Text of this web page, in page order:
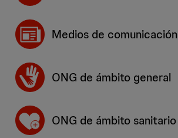
Medios de comunicación
ONG de ámbito general
ONG de ámbito sanitario